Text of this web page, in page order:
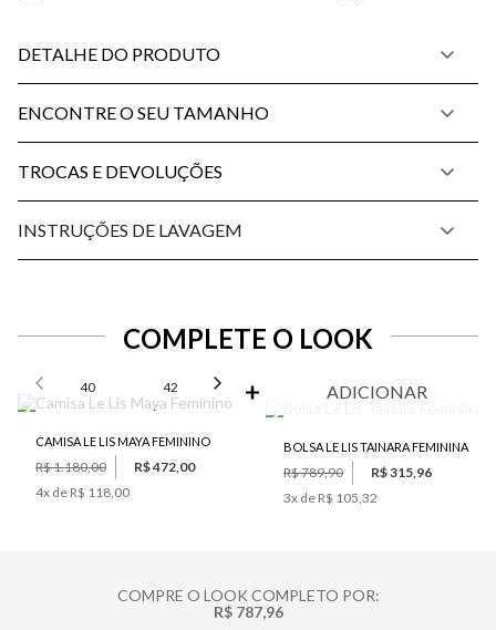
DETALHE DO PRODUTO
ENCONTRE O SEU TAMANHO
TROCAS E DEVOLUÇÕES
INSTRUÇÕES DE LAVAGEM
COMPLETE O LOOK
40 42 44
CAMISA LE LIS MAYA FEMININO
R$ 1.180,00
R$ 472,00
4x de R$ 118,00
ADICIONAR
BOLSA LE LIS TAINARA FEMININA
R$ 789,90
R$ 315,96
3x de R$ 105,32
COMPRE O LOOK COMPLETO POR:
R$ 787,96